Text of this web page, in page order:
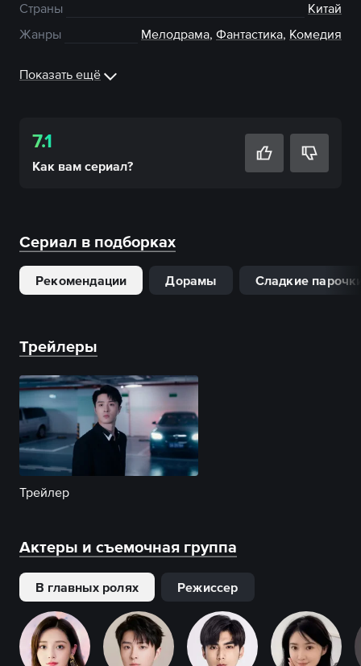
Страны
Китай
Жанры
Мелодрама, Фантастика, Комедия
Показать ещё
7.1
Как вам сериал?
Сериал в подборках
Рекомендации Дорамы Сладкие
Трейлеры
Трейлер
Актеры и съемочная группа
В главных ролях Режиссер